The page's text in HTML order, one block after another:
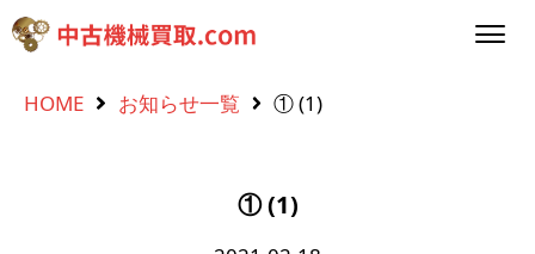
HOME お知らせ一覧 ① (1)
① (1)